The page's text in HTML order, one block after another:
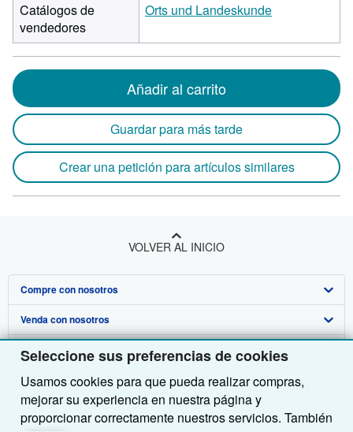
Seleccione sus preferencias de cookies
Usamos cookies para que pueda realizar compras,
mejorar su experiencia en nuestra página y
proporcionar correctamente nuestros servicios. También
Catálogos de
vendedores
Orts und Landeskunde
Añadir al carrito
Guardar para más tarde
Crear una petición para artículos similares
VOLVER AL INICIO
Compre con nosotros
Búsqueda avanzada
Colecciones
Mi cuenta
Mis pedidos
Venda con nosotros
Comenzar a vender
Únase a nuestro programa de afiliados
Recomiende un vendedor
Sobre nosotros
Sobre IberLibro
Medios
Obtener Ayuda
Preguntas frecuentes y guías
Otras compañías de AbeBooks